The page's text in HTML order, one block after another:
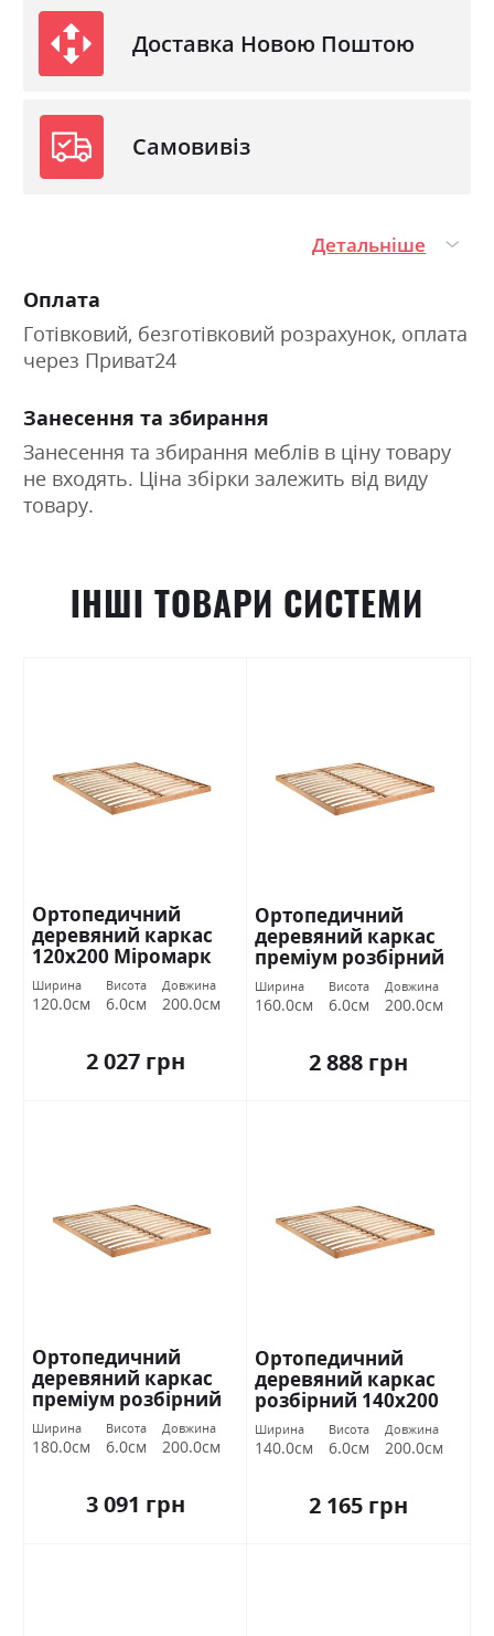
Доставка Новою Поштою
Самовивіз
Детальніше
Оплата
Готівковий, безготівковий розрахунок, оплата
через Приват24
Занесення та збирання
Занесення та збирання меблів в ціну товару
не входять. Ціна збірки залежить від виду
товару.
ІНШІ ТОВАРИ СИСТЕМИ
Ортопедичний
деревяний каркас
120х200 Міромарк
Ширина
120.0см
Висота
6.0см
Довжина
200.0см
2 027 грн
Ортопедичний
деревяний каркас
преміум розбірний
160х200 Міромарк
Ширина
160.0см
Висота
6.0см
Довжина
200.0см
2 888 грн
Ортопедичний
деревяний каркас
преміум розбірний
180х200 Міромарк
Ширина
180.0см
Висота
6.0см
Довжина
200.0см
3 091 грн
Ортопедичний
деревяний каркас
розбірний 140х200
Міромарк
Ширина
140.0см
Висота
6.0см
Довжина
200.0см
2 165 грн